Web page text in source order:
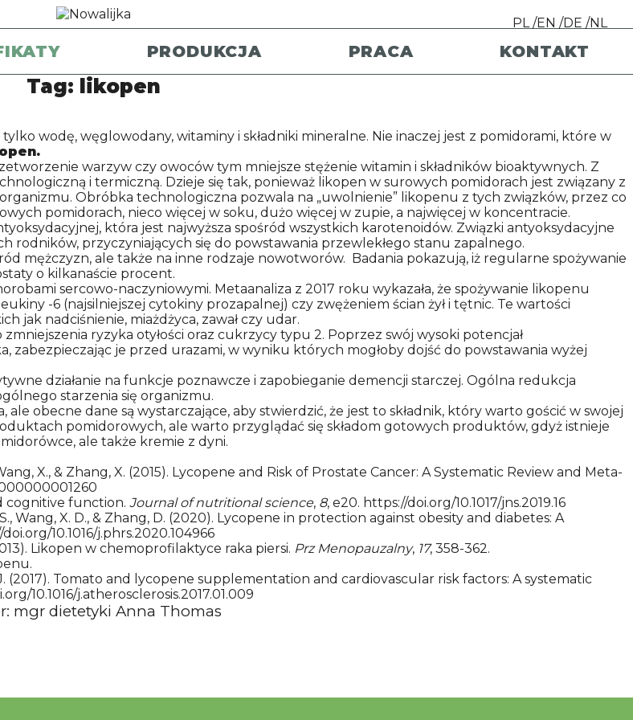
PL EN DE NL
PRODUKCJA PRACA KONTAKT
Tag: likopen
wodę, węglowodany, witaminy i składniki mineralne. Nie inaczej jest z pomidorami, które w
warzyw czy owoców tym mniejsze stężenie witamin i składników bioaktywnych. Z
i termiczną. Dzieje się tak, ponieważ likopen w surowych pomidorach jest związany z
Obróbka technologiczna pozwala na „uwolnienie” likopenu z tych związków, przez co
pomidorach, nieco więcej w soku, dużo więcej w zupie, a najwięcej w koncentracie.
która jest najwyższa spośród wszystkich karotenoidów. Związki antyoksydacyjne
przyczyniających się do powstawania przewlekłego stanu zapalnego.
mężczyzn, ale także na inne rodzaje nowotworów. Badania pokazują, iż regularne spożywanie
o kilkanaście procent.
sercowo-naczyniowymi. Metaanaliza z 2017 roku wykazała, że spożywanie likopenu
-6 (najsilniejszej cytokiny prozapalnej) czy zwężeniem ścian żył i tętnic. Te wartości
jak nadciśnienie, miażdżyca, zawał czy udar.
ryzyka otyłości oraz cukrzycy typu 2. Poprzez swój wysoki potencjał
je przed urazami, w wyniku których mogłoby dojść do powstawania wyżej
działanie na funkcje poznawcze i zapobieganie demencji starczej. Ogólna redukcja
starzenia się organizmu.
obecne dane są wystarczające, aby stwierdzić, że jest to składnik, który warto gościć w swojej
pomidorowych, ale warto przyglądać się składom gotowych produktów, gdyż istnieje
ale także kremie z dyni.
X., & Zhang, X. (2015). Lycopene and Risk of Prostate Cancer: A Systematic Review and Meta-
cognitive function. Journal of nutritional science, 8, e20. https://doi.org/10.1017/jns.2019.16
S., Wang, X. D., & Zhang, D. (2020). Lycopene in protection against obesity and diabetes: A
10.1016/j.phrs.2020.104966
Likopen w chemoprofilaktyce raka piersi. Prz Menopauzalny, 17, 358-362.
J. (2017). Tomato and lycopene supplementation and cardiovascular risk factors: A systematic
10.1016/j.atherosclerosis.2017.01.009
mgr dietetyki Anna Thomas